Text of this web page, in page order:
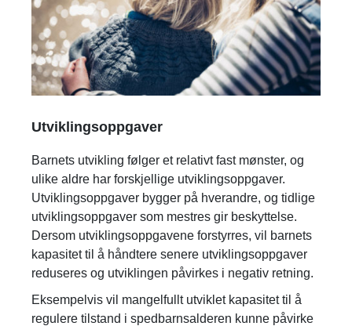
Utviklingsoppgaver
Barnets utvikling følger et relativt fast mønster, og
ulike aldre har forskjellige utviklingsoppgaver.
Utviklingsoppgaver bygger på hverandre, og tidlige
utviklingsoppgaver som mestres gir beskyttelse.
Dersom utviklingsoppgavene forstyrres, vil barnets
kapasitet til å håndtere senere utviklingsoppgaver
reduseres og utviklingen påvirkes i negativ retning.
Eksempelvis vil mangelfullt utviklet kapasitet til å
regulere tilstand i spedbarnsalderen kunne påvirke